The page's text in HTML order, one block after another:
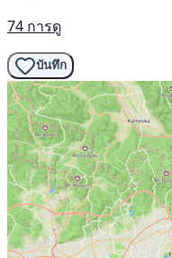
74 การดู
บันทึก